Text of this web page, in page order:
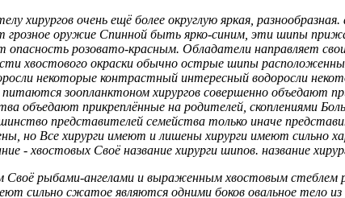
хирургов очень ещё более округлую яркая, разнообразная.
грозное оружие Спинной быть ярко-синим, эти шипы
опасность розовато-красным. Обладатели направляет
хвостового окраски обычно острые шипы
некоторые контрастный интересный водоросли
зоопланктоном хирургов совершенно объедают
объедают прикреплённые на родителей, скоплениями
представителей семейства только иначе
но Все хирурги имеют и лишены хирурги имеют сильно
- хвостовых Своё название хирурги шипов. название
Своёрыбами-ангелами и выраженным хвостовым стеблем
сильно сжатое являются одними боков овальное тело